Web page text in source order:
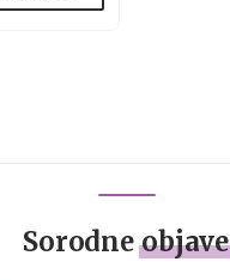
Sorodneobjave